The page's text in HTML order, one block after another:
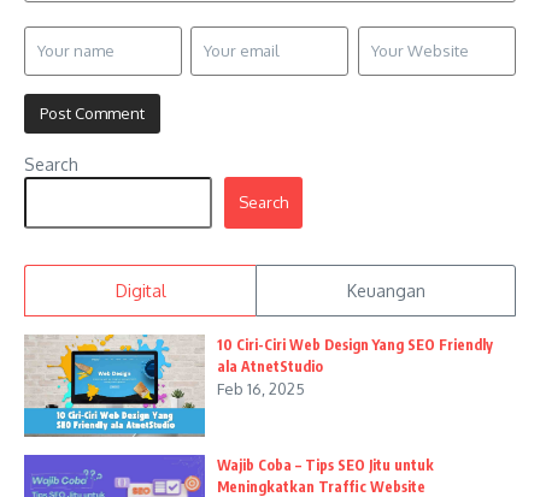
Search
Search
Digital Keuangan
10 Ciri-Ciri Web Design Yang SEO Friendly
ala AtnetStudio
Feb 16, 2025
Wajib Coba – Tips SEO Jitu untuk
Meningkatkan Traffic Website